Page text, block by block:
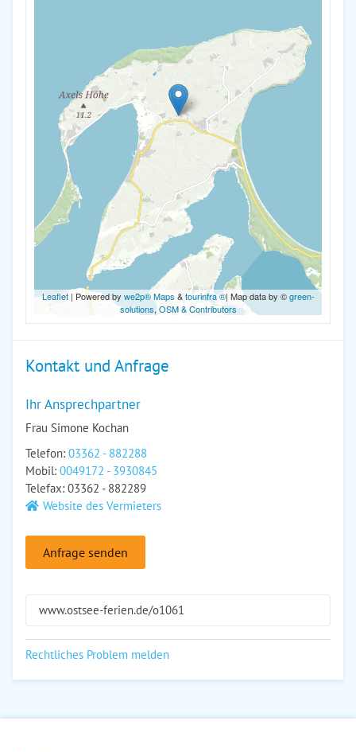
Leaflet| Powered by we2p® Maps &tourinfra ®| Map data by ©green-
solutions,OSM & Contributors
Kontakt und Anfrage
Ihr Ansprechpartner
Frau Simone Kochan
Telefon: 03362 - 882288
Mobil: 0049172 - 3930845
Telefax: 03362 - 882289
Website des Vermieters
Anfrage senden
www.ostsee-ferien.de/o1061
Rechtliches Problem melden